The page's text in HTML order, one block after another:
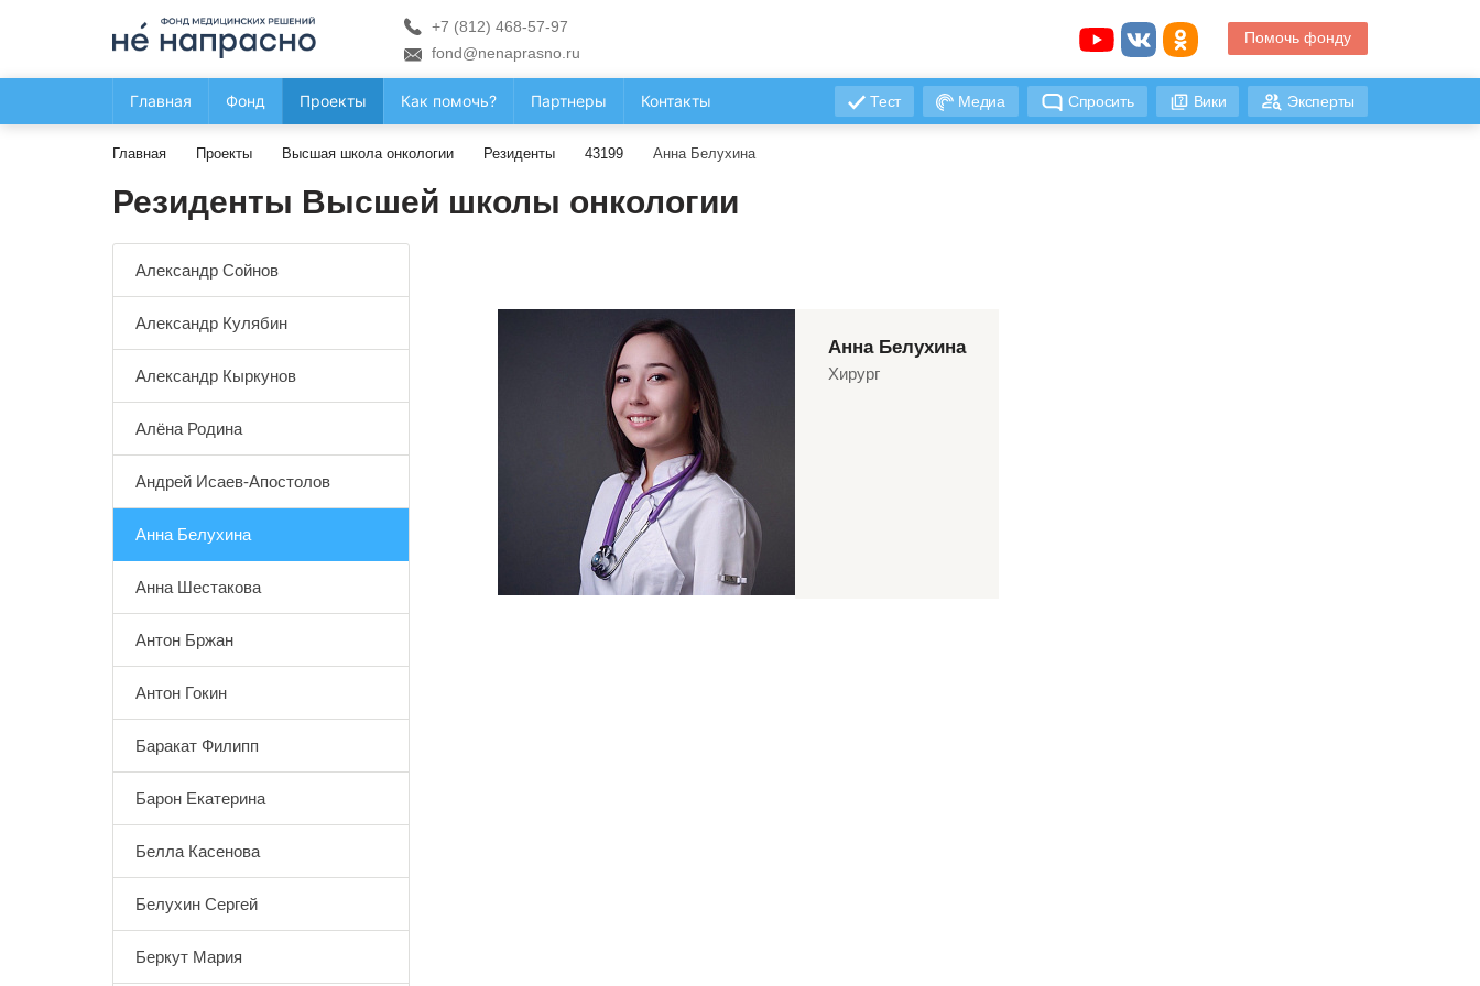
+7 (812) 468-57-97
fond@nenaprasno.ru
Помочь фонду
Главная Фонд Проекты Как помочь? Партнеры Контакты Тест Медиа Спросить Вики Эксперты
Главная Проекты Высшая школа онкологии Резиденты 43199 Анна Белухина
Резиденты Высшей школы онкологии
Александр Сойнов
Александр Кулябин
Александр Кыркунов
Алёна Родина
Андрей Исаев-Апостолов
Анна Белухина
Анна Шестакова
Антон Бржан
Антон Гокин
Баракат Филипп
Барон Екатерина
Белла Касенова
Белухин Сергей
Беркут Мария
Анна Белухина
Хирург